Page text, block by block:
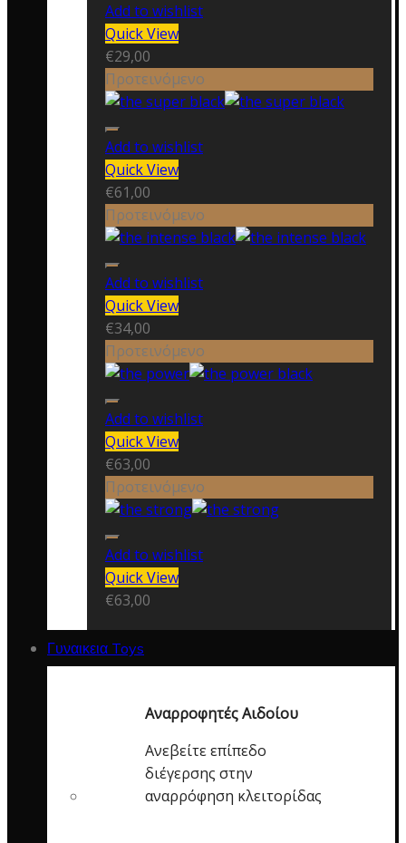
Add to wishlist
Quick View
€29,00
Προτεινόμενο
Add to wishlist
Quick View
€61,00
Προτεινόμενο
Add to wishlist
Quick View
€34,00
Προτεινόμενο
Add to wishlist
Quick View
€63,00
Προτεινόμενο
Add to wishlist
Quick View
€63,00
Γυναικεια Toys
Αναρροφητές Αιδοίου
Ανεβείτε επίπεδο
διέγερσης στην
αναρρόφηση κλειτορίδας